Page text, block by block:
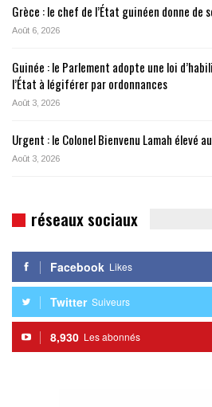
Grèce : le chef de l’État guinéen donne de
Août 6, 2026
Guinée : le Parlement adopte une loi
l’État à légiférer par ordonnances
Août 3, 2026
Urgent : le Colonel Bienvenu Lamah élevé
Août 3, 2026
réseaux sociaux
Facebook Likes
Twitter Suiveurs
8,930 Les abonnés